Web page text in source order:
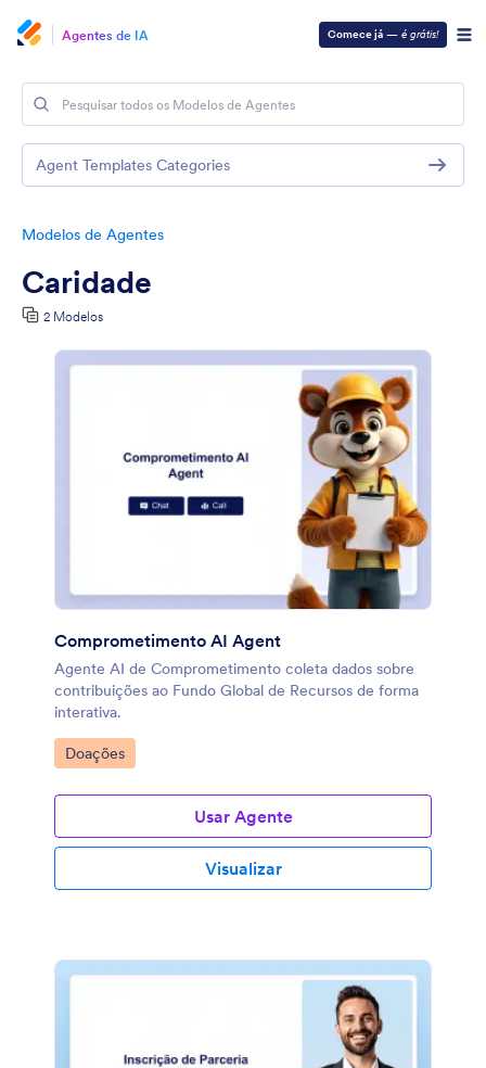
Agentes de IA Comece já — é grátis!
Modelos de Agentes
Caridade
2 Modelos
Comprometimento AI Agent
Agente AI de Comprometimento coleta dados sobre
contribuições ao Fundo Global de Recursos de forma
interativa.
Ir para Categoria:
Doações
Usar Agente
Visualizar
Agent Templates Categories